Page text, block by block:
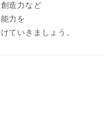
造力など
力を
ていきましょう。